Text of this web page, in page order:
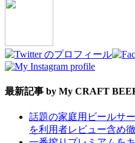
最新記事 by My CRAFT
話題の家庭用ビールサ
を利用者レビュー含め